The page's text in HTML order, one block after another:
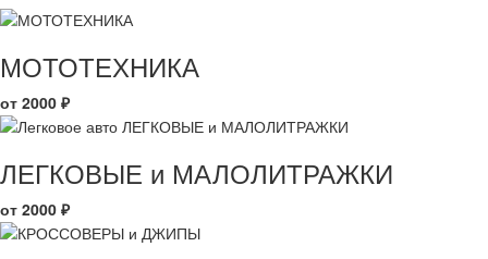
МОТОТЕХНИКА
от 2000 ₽
ЛЕГКОВЫЕ и МАЛОЛИТРАЖКИ
от 2000 ₽